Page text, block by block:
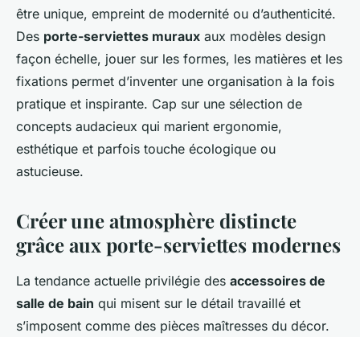
être unique, empreint de modernité ou d’authenticité.
Des porte-serviettes muraux aux modèles design
façon échelle, jouer sur les formes, les matières et les
fixations permet d’inventer une organisation à la fois
pratique et inspirante. Cap sur une sélection de
concepts audacieux qui marient ergonomie,
esthétique et parfois touche écologique ou
astucieuse.
Créer une atmosphère distincte
grâce aux porte-serviettes modernes
La tendance actuelle privilégie des accessoires de
salle de bain qui misent sur le détail travaillé et
s’imposent comme des pièces maîtresses du décor.